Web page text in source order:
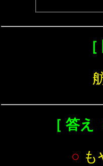
［ 答え
○ も